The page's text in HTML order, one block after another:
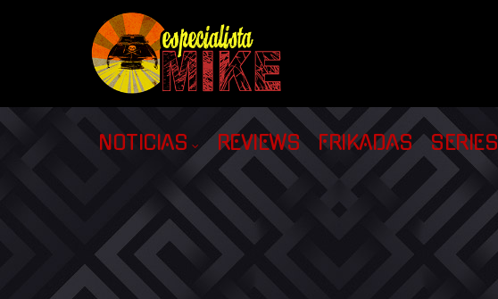
NOTICIAS REVIEWS FRIKADAS SERIES